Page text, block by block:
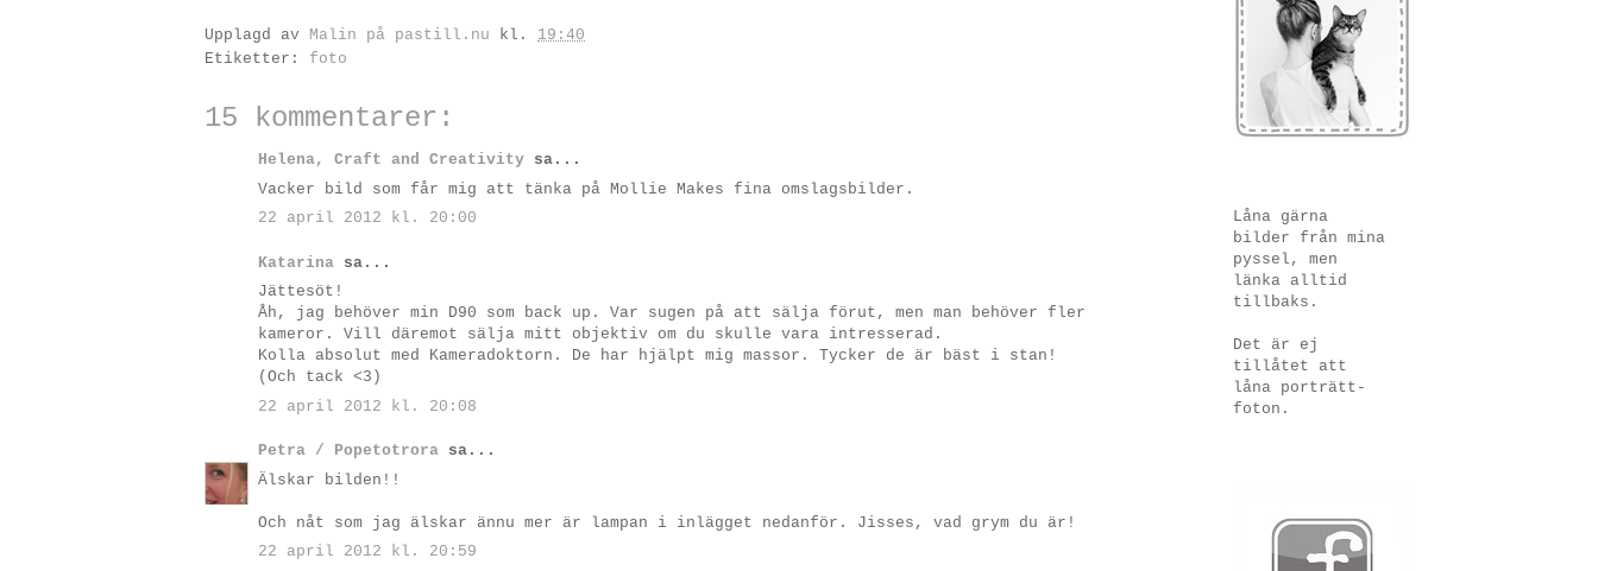
Upplagd av Malin på pastill.nu kl. 19:40
Etiketter: foto
15 kommentarer:
Helena, Craft and Creativity sa...
Vacker bild som får mig att tänka på Mollie Makes fina omslagsbilder.
22 april 2012 kl. 20:00
Katarina sa...
Jättesöt!
Åh, jag behöver min D90 som back up. Var sugen på att sälja förut, men man behöver fler
kameror. Vill däremot sälja mitt objektiv om du skulle vara intresserad.
Kolla absolut med Kameradoktorn. De har hjälpt mig massor. Tycker de är bäst i stan!
(Och tack <3)
22 april 2012 kl. 20:08
Petra / Popetotrora sa...
Älskar bilden!!
Och nåt som jag älskar ännu mer är lampan i inlägget nedanför. Jisses, vad grym du är!
22 april 2012 kl. 20:59
Låna gärna
bilder från mina
pyssel, men
länka alltid
tillbaks.
Det är ej
tillåtet att
låna porträtt-
foton.